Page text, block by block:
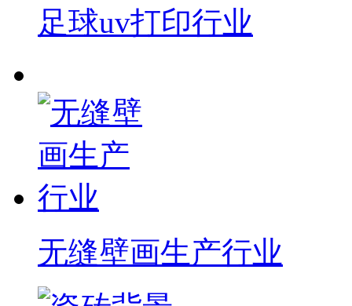
足球uv打印行业
无缝壁画生产行业